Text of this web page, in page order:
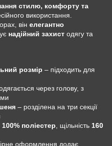
стилю, комфорту та
використання.
він елегантно
надійний захист одягу та
розмір – підходить для
через голову, з
– розділена на три секції
100% поліестер , щільність 160
оформлення додає